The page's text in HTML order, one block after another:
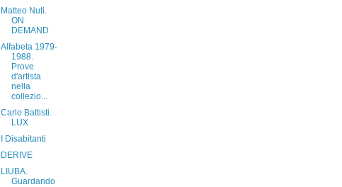
Matteo Nuti.
ON
DEMAND
Alfabeta 1979-
1988.
Prove
d'artista
nella
collezio...
Carlo Battisti.
LUX
I Disabitanti
DERIVE
LIUBA.
Guardando